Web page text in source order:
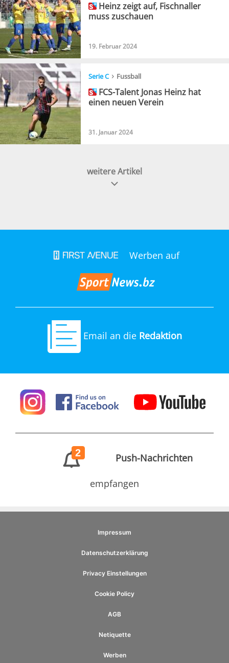
Heinz zeigt auf, Fischnaller
muss zuschauen
19. Februar 2024
Serie C› Fussball
FCS-Talent Jonas Heinz hat
einen neuen Verein
31. Januar 2024
weitere Artikel
Werben auf
Email an die Redaktion
2 Push-Nachrichten
empfangen
Impressum
Datenschutzerklärung
Privacy Einstellungen
Cookie Policy
AGB
Netiquette
Werben